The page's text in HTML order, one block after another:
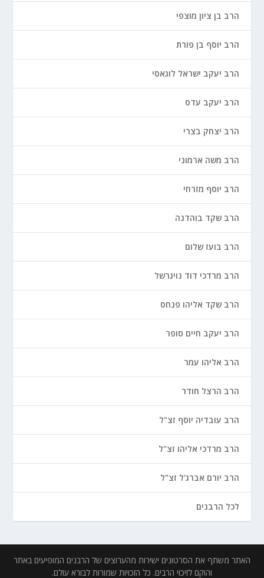
הרב בן ציון מוצפי
הרב יוסף בן פורת
הרב יעקב ישראל לוגאסי
הרב יעקב עדס
הרב יצחק בצרי
הרב משה ארמוני
הרב יוסף מזרחי
הרב שקד בוהדנה
הרב בועז שלום
הרב מרדכי דוד נויגרשל
הרב שקד אליהו פנחס
הרב יעקב חיים סופר
הרב אליהו עמר
הרב הרצל חודר
הרב עובדיה יוסף זצ"ל
הרב מרדכי אליהו זצ"ל
הרב יורם אברג'ל זצ"ל
לכל הרבנים
האתר משתף את הסרטונים ישירות מהערוצים של הרבנים המופיעים באתר
והוקם לזיכוי הרבים. כל הזכויות שמורות לבורא עולם.